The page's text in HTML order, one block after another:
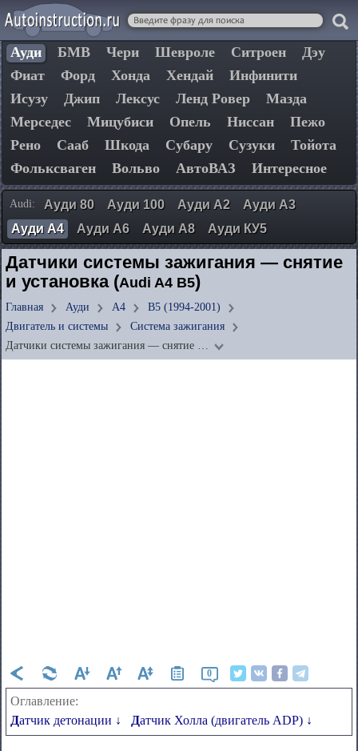
Ауди БМВ Чери Шевроле Ситроен
Дэу
Фиат
Форд Хонда Хендай
Инфинити
Исузу
Джип Лексус Ленд Ровер
Мазда
Мерседес
Мицубиси Опель Ниссан
Пежо
Рено
Сааб Шкода Субару Сузуки
Тойота
Фольксваген
Вольво АвтоВАЗ Интересное
Audi: Ауди 80 Ауди 100 Ауди А2
Ауди А3
Ауди А4
Ауди А6 Ауди А8 Ауди КУ5
Датчики системы зажигания — снятие
и установка (Audi A4 B5)
Главная Ауди А4
B5 (1994-2001)
Двигатель и системы
Система зажигания
Датчики системы зажигания — снятие …
0
Оглавление:
Датчик детонации ↓
Датчик Холла (двигатель ADP) ↓